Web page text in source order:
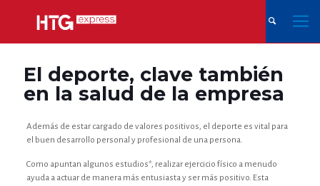
El deporte, clave también
en la salud de la empresa
Además de estar cargado de valores positivos, el deporte es vital para
el buen desarrollo personal y profesional de una persona.
Como apuntan algunos estudios*, realizar ejercicio físico a menudo
ayuda a actuar de manera más entusiasta y ser más positivo. Esta